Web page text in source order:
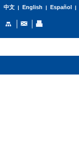
中文| English | Español |